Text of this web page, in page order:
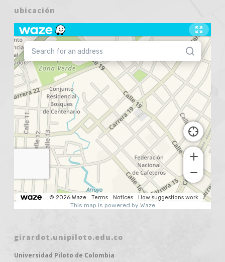
ubicación
girardot.unipiloto.edu.co
Universidad Piloto de Colombia